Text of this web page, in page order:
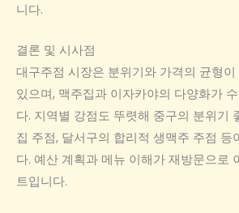
니다.
결론 및 시사점
대구주점 시장은 분위기와 가격의 균형
있으며, 맥주집과 이자카야의 다양화가
다. 지역별 강점도 뚜렷해 중구의 분위기
집 주점, 달서구의 합리적 생맥주 주점 등
다. 예산 계획과 메뉴 이해가 재방문으로
트입니다.